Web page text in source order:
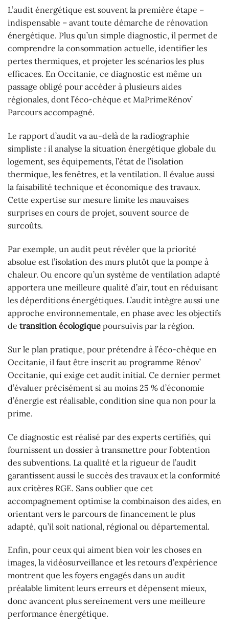
L’audit énergétique est souvent la première étape –
indispensable – avant toute démarche de rénovation
énergétique. Plus qu’un simple diagnostic, il permet de
comprendre la consommation actuelle, identifier les
pertes thermiques, et projeter les scénarios les plus
efficaces. En Occitanie, ce diagnostic est même un
passage obligé pour accéder à plusieurs aides
régionales, dont l’éco-chèque et MaPrimeRénov’
Parcours accompagné.
Le rapport d’audit va au-delà de la radiographie
simpliste : il analyse la situation énergétique globale du
logement, ses équipements, l’état de l’isolation
thermique, les fenêtres, et la ventilation. Il évalue aussi
la faisabilité technique et économique des travaux.
Cette expertise sur mesure limite les mauvaises
surprises en cours de projet, souvent source de
surcoûts.
Par exemple, un audit peut révéler que la priorité
absolue est l’isolation des murs plutôt que la pompe à
chaleur. Ou encore qu’un système de ventilation adapté
apportera une meilleure qualité d’air, tout en réduisant
les déperditions énergétiques. L’audit intègre aussi une
approche environnementale, en phase avec les objectifs
de transition écologique poursuivis par la région.
Sur le plan pratique, pour prétendre à l’éco-chèque en
Occitanie, il faut être inscrit au programme Rénov’
Occitanie, qui exige cet audit initial. Ce dernier permet
d’évaluer précisément si au moins 25 % d’économie
d’énergie est réalisable, condition sine qua non pour la
prime.
Ce diagnostic est réalisé par des experts certifiés, qui
fournissent un dossier à transmettre pour l’obtention
des subventions. La qualité et la rigueur de l’audit
garantissent aussi le succès des travaux et la conformité
aux critères RGE. Sans oublier que cet
accompagnement optimise la combinaison des aides, en
orientant vers le parcours de financement le plus
adapté, qu’il soit national, régional ou départemental.
Enfin, pour ceux qui aiment bien voir les choses en
images, la vidéosurveillance et les retours d’expérience
montrent que les foyers engagés dans un audit
préalable limitent leurs erreurs et dépensent mieux,
donc avancent plus sereinement vers une meilleure
performance énergétique.